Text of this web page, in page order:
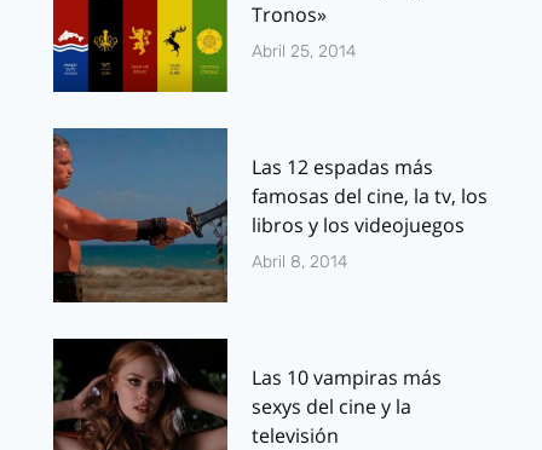
Tronos»
Abril 25, 2014
Las 12 espadas más
famosas del cine, la tv, los
libros y los videojuegos
Abril 8, 2014
Las 10 vampiras más
sexys del cine y la
televisión